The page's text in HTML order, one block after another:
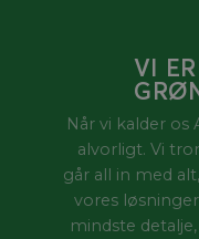
VI
Når vi kalder os
alvorligt. Vi
går all in med
vores
mindste